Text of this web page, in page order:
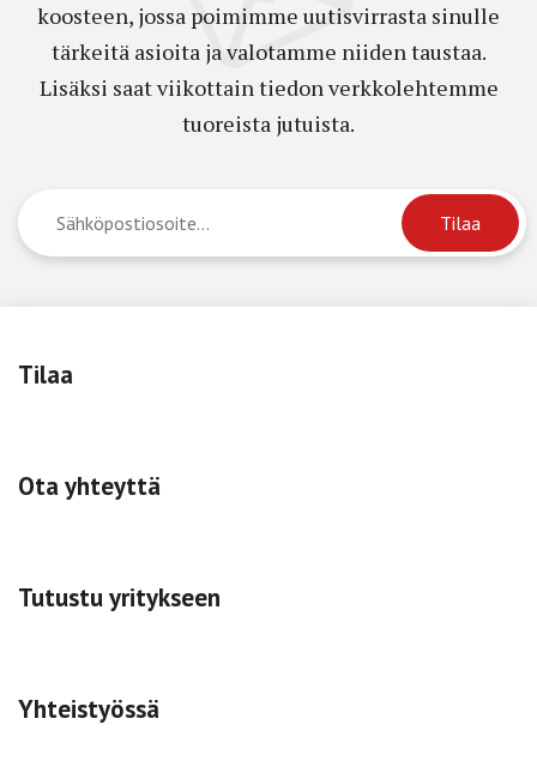
koosteen, jossa poimimme uutisvirrasta sinulle
tärkeitä asioita ja valotamme niiden taustaa.
Lisäksi saat viikottain tiedon verkkolehtemme
tuoreista jutuista.
Tilaa
Ota yhteyttä
Tutustu yritykseen
Yhteistyössä